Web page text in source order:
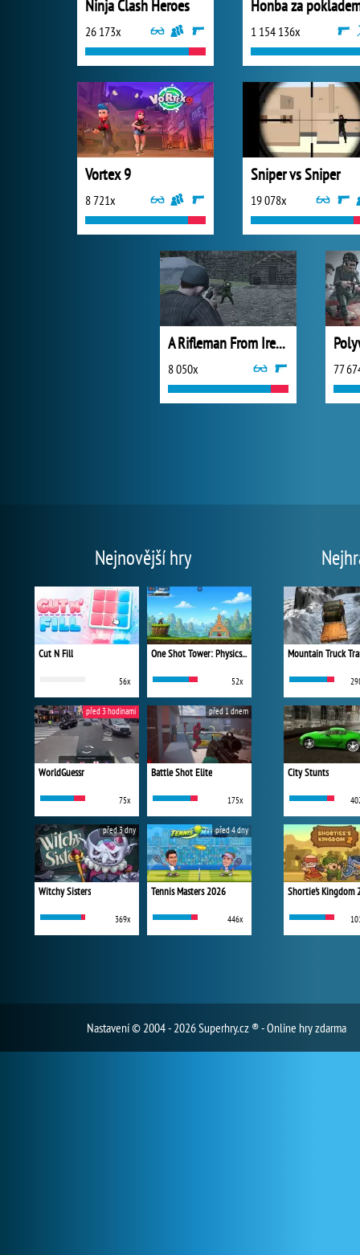
Ninja Clash Heroes
26 173x
Honba za
1 154 136x
Vortex 9
8 721x
Sniper vs Sniper
19 078x
A Rifleman From Ireland
8 050x 77
Nejnovější hry
Cut N Fill
56x
One Shot Tower: Physics Destroyer
52x
WorldGuessr
75x
před 3 hodinami
Battle Shot Elite
175x
před 1 dnem
Witchy Sisters
369x
před 3 dny
Tennis Masters 2026
446x
před 4 dny
Mountain Truck
City Stunts
Shortie's Kingdom
Nastavení© 2004 - 2026 Superhry.cz ® - Online hry zdarma